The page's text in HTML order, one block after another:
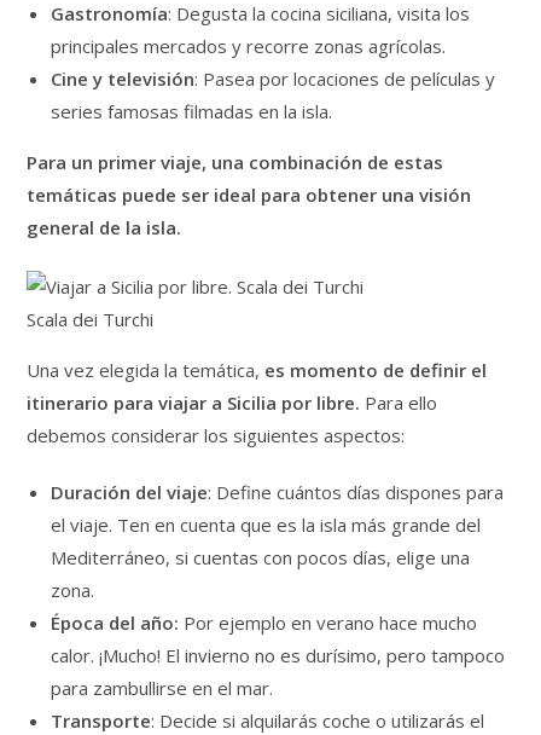
Gastronomía: Degusta la cocina siciliana, visita los
principales mercados y recorre zonas agrícolas.
Cine y televisión: Pasea por locaciones de películas y
series famosas filmadas en la isla.
Para un primer viaje, una combinación de estas
temáticas puede ser ideal para obtener una visión
general de la isla.
Scala dei Turchi
Una vez elegida la temática, es momento de definir el
itinerario para viajar a Sicilia por libre. Para ello
debemos considerar los siguientes aspectos:
Duración del viaje: Define cuántos días dispones para
el viaje. Ten en cuenta que es la isla más grande del
Mediterráneo, si cuentas con pocos días, elige una
zona.
Época del año: Por ejemplo en verano hace mucho
calor. ¡Mucho! El invierno no es durísimo, pero tampoco
para zambullirse en el mar.
Transporte: Decide si alquilarás coche o utilizarás el